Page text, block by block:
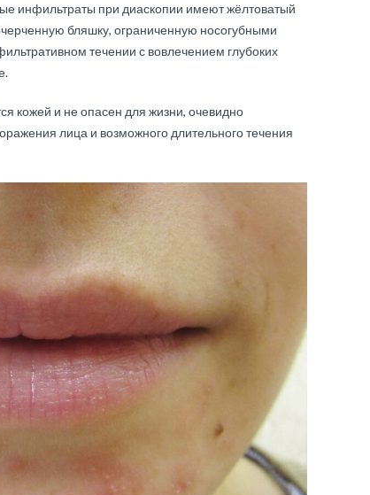
инфильтраты при диаскопии имеют жёлтоватый
бляшку, ограниченную носогубными
течении с вовлечением глубоких
кожей и не опасен для жизни, очевидно
лица и возможного длительного течения